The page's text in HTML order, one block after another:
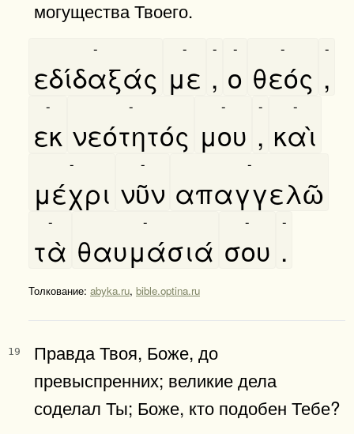
могущества Твоего.
εδίδαξάς
-
με
-
,
-
ο
-
θεός
-
,
-
εκ
-
νεότητός
-
μου
-
,
-
καὶ
-
μέχρι
-
νῦν
-
απαγγελῶ
-
τὰ
-
θαυμάσιά
-
σου
-
.
-
Толкование: abyka.ru, bible.optina.ru
19
Правда Твоя, Боже, до
превыспренних; великие дела
соделал Ты; Боже, кто подобен Тебе?